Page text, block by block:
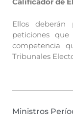
Ellos deberán
peticiones
competencia
Tribunales
Ministros